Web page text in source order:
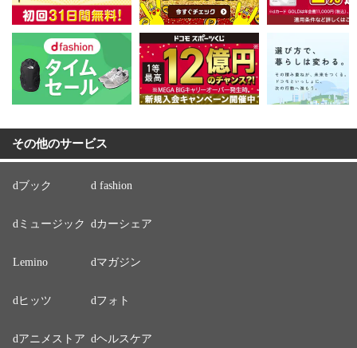
その他のサービス
dブック d fashion
dミュージック dカーシェア
Lemino dマガジン
dヒッツ dフォト
dアニメストア dヘルスケア